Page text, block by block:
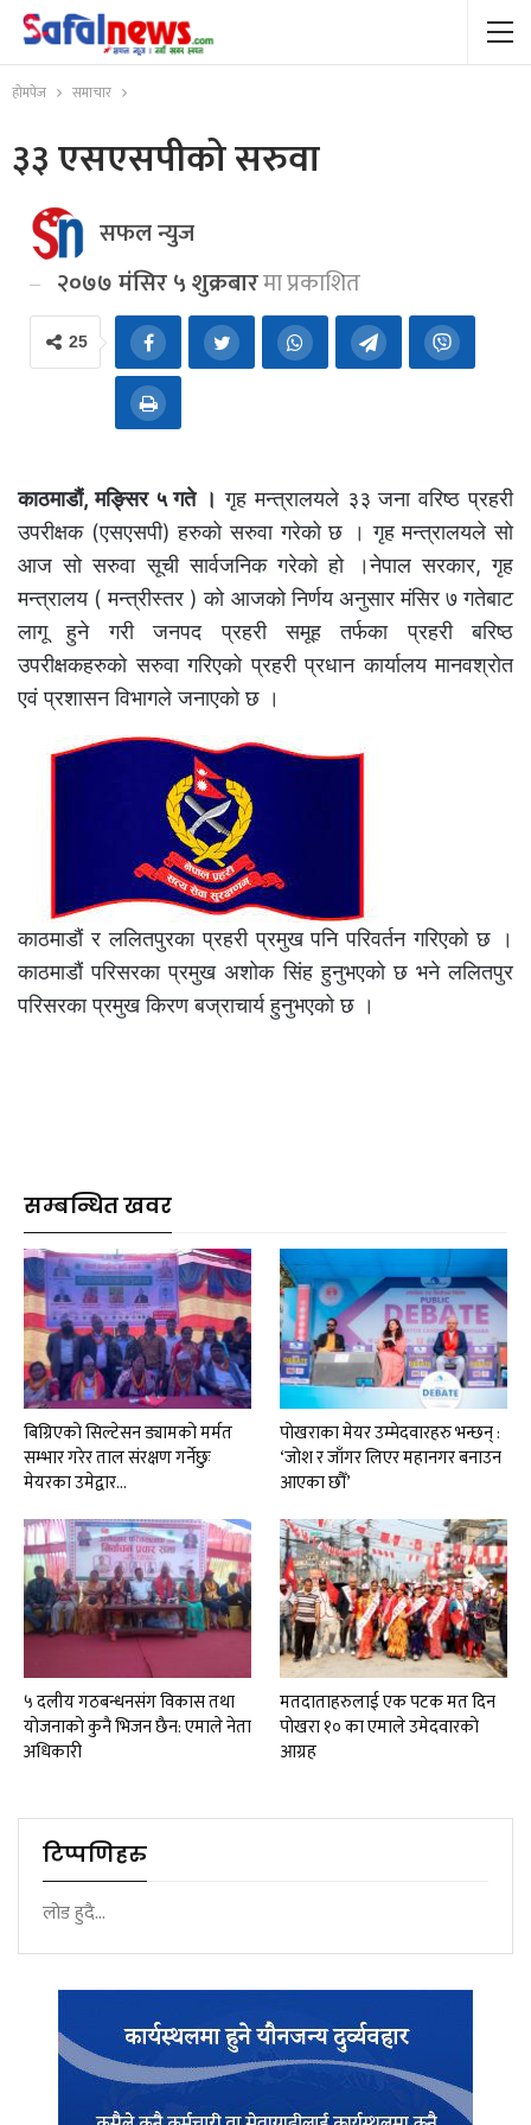
होमपेज समाचार
३३ एसएसपीको सरुवा
सफल न्युज
२०७७ मंसिर ५ शुक्रबारमा प्रकाशित
25
काठमाडौं, मङ्सिर ५ गते । गृह मन्त्रालयले ३३ जना वरिष्ठ प्रहरी
उपरीक्षक (एसएसपी) हरुको सरुवा गरेको छ । गृह मन्त्रालयले सो
आज सो सरुवा सूची सार्वजनिक गरेको हो ।नेपाल सरकार, गृह
मन्त्रालय ( मन्त्रीस्तर ) को आजको निर्णय अनुसार मंसिर ७ गतेबाट
लागू हुने गरी जनपद प्रहरी समूह तर्फका प्रहरी बरिष्ठ
उपरीक्षकहरुको सरुवा गरिएको प्रहरी प्रधान कार्यालय मानवश्रोत
एवं प्रशासन विभागले जनाएको छ ।
काठमाडौं र ललितपुरका प्रहरी प्रमुख पनि परिवर्तन गरिएको छ ।
काठमाडौं परिसरका प्रमुख अशोक सिंह हुनुभएको छ भने ललितपुर
परिसरका प्रमुख किरण बज्राचार्य हुनुभएको छ ।
सम्बन्धित खवर
बिग्रिएको सिल्टेसन ड्यामको मर्मत
सम्भार गरेर ताल संरक्षण गर्नेछुः
मेयरका उमेद्वार…
पोखराका मेयर उम्मेदवारहरु भन्छन् :
‘जोश र जाँगर लिएर महानगर बनाउन
आएका छौँ’
५ दलीय गठबन्धनसंग विकास तथा
योजनाको कुनै भिजन छैन: एमाले नेता
अधिकारी
मतदाताहरुलाई एक पटक मत दिन
पोखरा १० का एमाले उमेदवारको
आग्रह
टिप्पणिहरु
लोड हुदै...